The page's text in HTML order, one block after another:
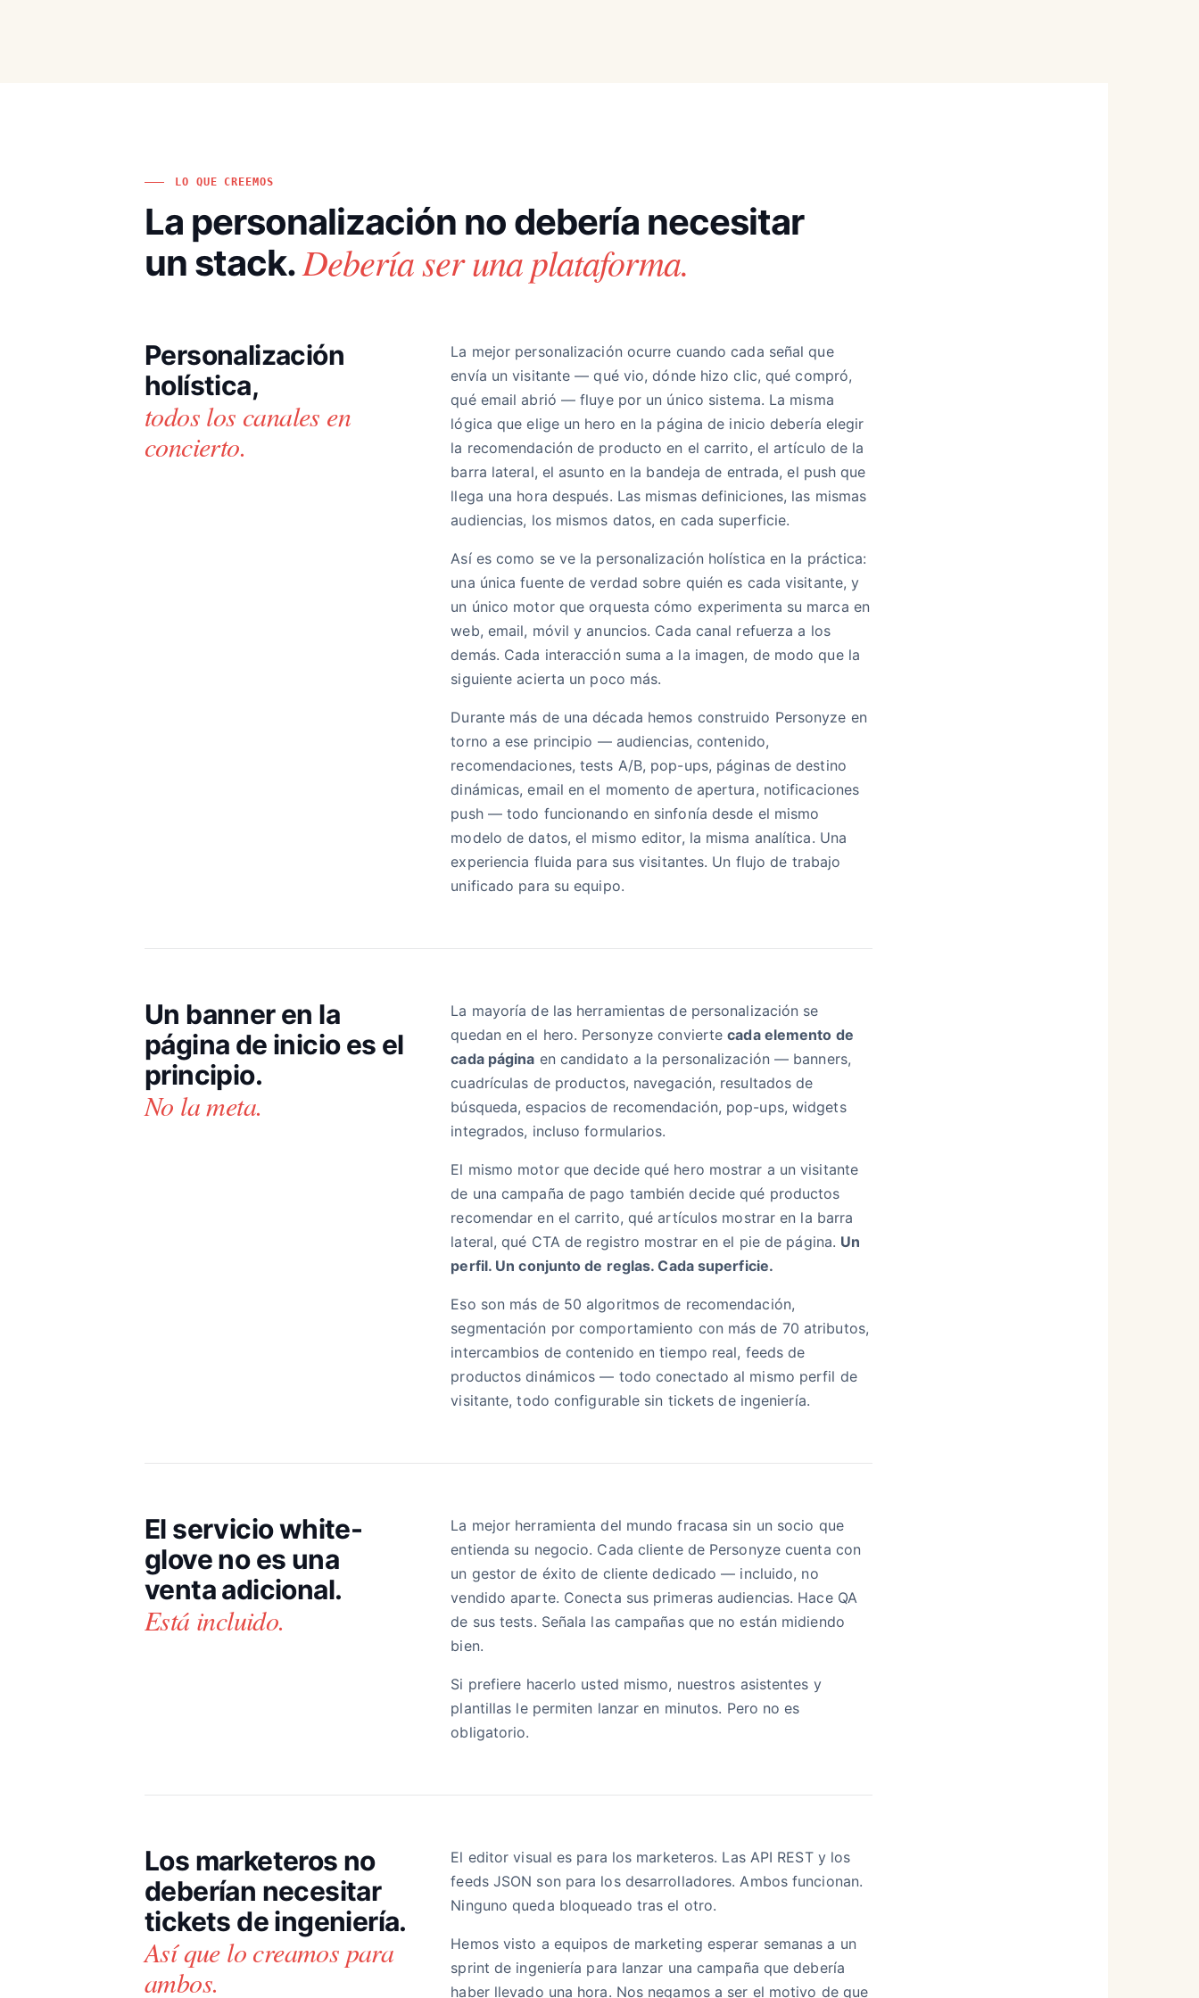
LO QUE CREEMOS
La personalización no debería necesitar
un stack.Debería ser una plataforma.
Personalización
holística,
todos los canales en
concierto.
La mejor personalización ocurre cuando cada señal que
envía un visitante — qué vio, dónde hizo clic, qué compró,
qué email abrió — fluye por un único sistema. La misma
lógica que elige un hero en la página de inicio debería elegir
la recomendación de producto en el carrito, el artículo de la
barra lateral, el asunto en la bandeja de entrada, el push que
llega una hora después. Las mismas definiciones, las mismas
audiencias, los mismos datos, en cada superficie.
Así es como se ve la personalización holística en la práctica:
una única fuente de verdad sobre quién es cada visitante, y
un único motor que orquesta cómo experimenta su marca en
web, email, móvil y anuncios. Cada canal refuerza a los
demás. Cada interacción suma a la imagen, de modo que la
siguiente acierta un poco más.
Durante más de una década hemos construido Personyze en
torno a ese principio — audiencias, contenido,
recomendaciones, tests A/B, pop-ups, páginas de destino
dinámicas, email en el momento de apertura, notificaciones
push — todo funcionando en sinfonía desde el mismo
modelo de datos, el mismo editor, la misma analítica. Una
experiencia fluida para sus visitantes. Un flujo de trabajo
unificado para su equipo.
Un banner en la
página de inicio es el
principio.
No la meta.
La mayoría de las herramientas de personalización se
quedan en el hero. Personyze conviertecada elemento de
cada página en candidato a la personalización — banners,
cuadrículas de productos, navegación, resultados de
búsqueda, espacios de recomendación, pop-ups, widgets
integrados, incluso formularios.
El mismo motor que decide qué hero mostrar a un visitante
de una campaña de pago también decide qué productos
recomendar en el carrito, qué artículos mostrar en la barra
lateral, qué CTA de registro mostrar en el pie de página. Un
perfil. Un conjunto de reglas. Cada superficie.
Eso son más de 50 algoritmos de recomendación,
segmentación por comportamiento con más de 70 atributos,
intercambios de contenido en tiempo real, feeds de
productos dinámicos — todo conectado al mismo perfil de
visitante, todo configurable sin tickets de ingeniería.
El servicio white-
glove no es una
venta adicional.
Está incluido.
La mejor herramienta del mundo fracasa sin un socio que
entienda su negocio. Cada cliente de Personyze cuenta con
un gestor de éxito de cliente dedicado — incluido, no
vendido aparte. Conecta sus primeras audiencias. Hace QA
de sus tests. Señala las campañas que no están midiendo
bien.
Si prefiere hacerlo usted mismo, nuestros asistentes y
plantillas le permiten lanzar en minutos. Pero no es
obligatorio.
Los marketeros no
deberían necesitar
tickets de ingeniería.
Así que lo creamos para
ambos.
El editor visual es para los marketeros. Las API REST y los
feeds JSON son para los desarrolladores. Ambos funcionan.
Ninguno queda bloqueado tras el otro.
Hemos visto a equipos de marketing esperar semanas a un
sprint de ingeniería para lanzar una campaña que debería
haber llevado una hora. Nos negamos a ser el motivo de que